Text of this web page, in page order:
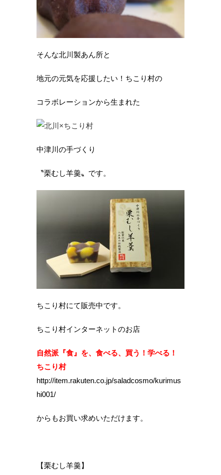
そんな北川製あん所と
地元の元気を応援したい！ちこり村の
コラボレーションから生まれた
中津川の手づくり
〝栗むし羊羹〟です。
ちこり村にて販売中です。
ちこり村インターネットのお店
自然派『食』を、食べる、買う！学べる！
ちこり村
http://item.rakuten.co.jp/saladcosmo/kurimus
hi001/
からもお買い求めいただけます。
【栗むし羊羹】